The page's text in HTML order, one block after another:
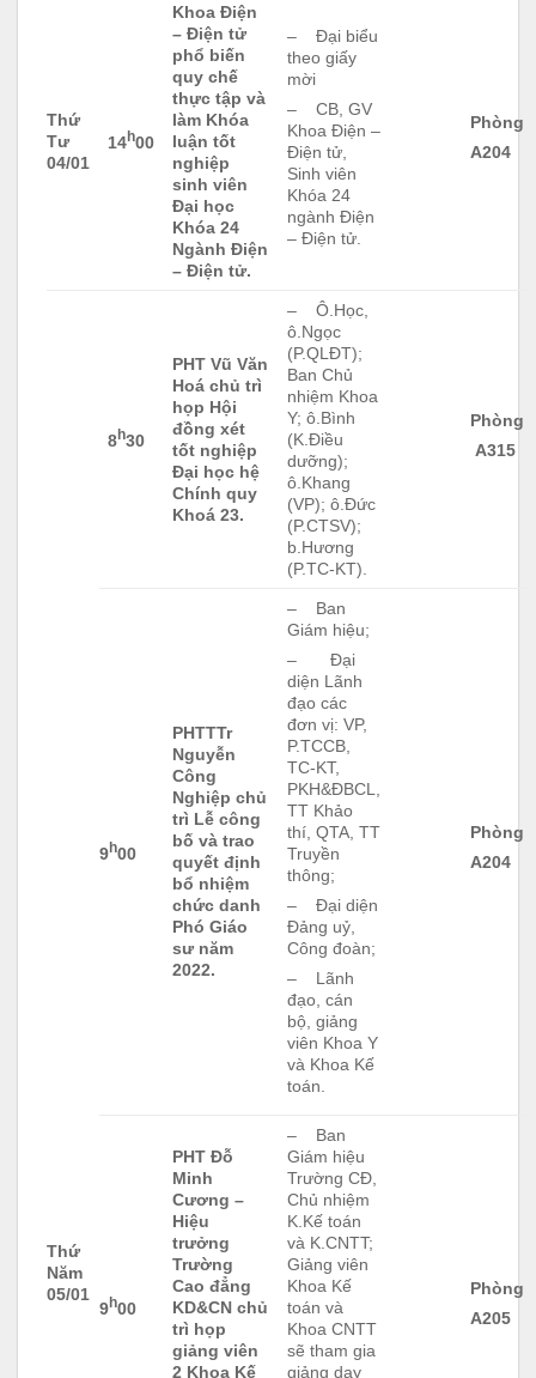
Thứ
Tư
04/01
14h00
Khoa Điện
– Điện tử
phổ biến
quy chế
thực tập và
làm Khóa
luận tốt
nghiệp
sinh viên
Đại học
Khóa 24
Ngành Điện
– Điện tử.
– Đại biểu
theo giấy
mời
– CB, GV
Khoa Điện –
Điện tử,
Sinh viên
Khóa 24
ngành Điện
– Điện tử.
Phòng
A204
Thứ
Năm
05/01
8h30
PHT Vũ Văn
Hoá chủ trì
họp Hội
đồng xét
tốt nghiệp
Đại học hệ
Chính quy
Khoá 23.
– Ô.Học,
ô.Ngọc
(P.QLĐT);
Ban Chủ
nhiệm Khoa
Y; ô.Bình
(K.Điều
dưỡng);
ô.Khang
(VP); ô.Đức
(P.CTSV);
b.Hương
(P.TC-KT).
Phòng
A315
9h00
PHTTTr
Nguyễn
Công
Nghiệp chủ
trì Lễ công
bố và trao
quyết định
bổ nhiệm
chức danh
Phó Giáo
sư năm
2022.
– Ban
Giám hiệu;
– Đại
diện Lãnh
đạo các
đơn vị: VP,
P.TCCB,
TC-KT,
PKH&ĐBCL,
TT Khảo
thí, QTA, TT
Truyền
thông;
– Đại diện
Đảng uỷ,
Công đoàn;
– Lãnh
đạo, cán
bộ, giảng
viên Khoa Y
và Khoa Kế
toán.
Phòng
A204
9h00
PHT Đỗ
Minh
Cương –
Hiệu
trưởng
Trường
Cao đẳng
KD&CN chủ
trì họp
giảng viên
2 Khoa Kế
– Ban
Giám hiệu
Trường CĐ,
Chủ nhiệm
K.Kế toán
và K.CNTT;
Giảng viên
Khoa Kế
toán và
Khoa CNTT
sẽ tham gia
giảng dạy
Phòng
A205